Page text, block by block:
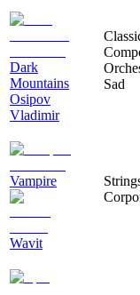
Dark
Mountains
Osipov
Vladimir
Sad
Vampire
Wavit